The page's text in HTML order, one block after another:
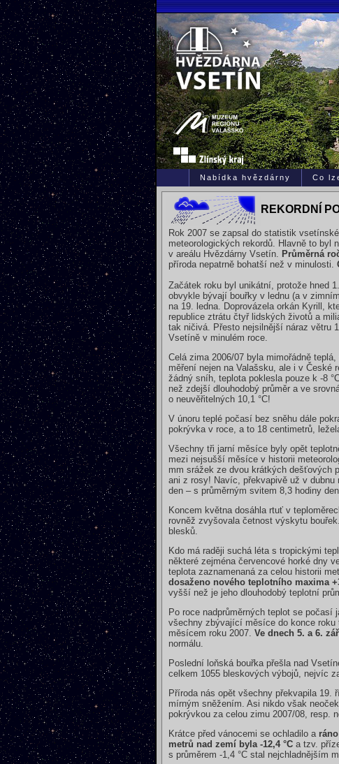
Nabídka hvězdárny Co
REKORDNÍ
Rok 2007 se zapsal do statistik
meteorologických rekordů. Hlavně to byl
v areálu Hvězdárny Vsetín. Průměrná
příroda nepatrně bohatší než v minulosti.
Začátek roku byl unikátní, protože hned
obvykle bývají bouřky v lednu (a v
na 19. ledna. Doprovázela orkán Kyrill,
republice ztrátu čtyř lidských životů a
tak ničivá. Přesto nejsilnější náraz větru
Vsetíně v minulém roce.
Celá zima 2006/07 byla mimořádně
měření nejen na Valašsku, ale i v České
žádný sníh, teplota poklesla pouze k -8
než zdejší dlouhodobý průměr a ve
o neuvěřitelných 10,1 °C!
V únoru teplé počasí bez sněhu dále
pokrývka v roce, a to 18 centimetrů,
Všechny tři jarní měsíce byly opět
mezi nejsušší měsíce v historii
mm srážek ze dvou krátkých dešťových
ani z rosy! Navíc, překvapivě už v
den – s průměrným svitem 8,3 hodiny
Koncem května dosáhla rtuť v
rovněž zvyšovala četnost výskytu
blesků.
Kdo má raději suchá léta s tropickými
některé zejména červencové horké dny
teplota zaznamenaná za celou historii
dosaženo nového teplotního maxima
vyšší než je jeho dlouhodobý teplotní
Po roce nadprůměrných teplot se
všechny zbývající měsíce do konce roku
měsícem roku 2007. Ve dnech 5. a 6.
normálu.
Poslední loňská bouřka přešla nad
celkem 1055 bleskových výbojů, nejvíc
Příroda nás opět všechny překvapila 19.
mírným sněžením. Asi nikdo však
pokrývkou za celou zimu 2007/08, resp.
Krátce před vánocemi se ochladilo a
metrů nad zemí byla -12,4 °C a tzv.
s průměrem -1,4 °C stal nejchladnějším